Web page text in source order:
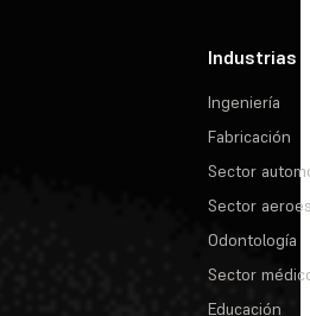
Industrias
Ingeniería
Fabricación
Sector
Sector
Odontología
Sector
Educación